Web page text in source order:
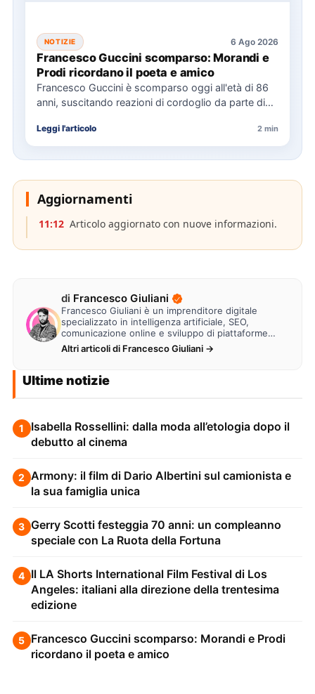
NOTIZIE 6 Ago 2026
Francesco Guccini scomparso: Morandi e
Prodi ricordano il poeta e amico
Francesco Guccini è scomparso oggi all'età di 86
anni, suscitando reazioni di cordoglio da parte di
Leggi l'articolo 2 min
Aggiornamenti
11:12 Articolo aggiornato con nuove informazioni.
di Francesco Giuliani
Francesco Giuliani è un imprenditore digitale
specializzato in intelligenza artificiale, SEO,
comunicazione online e sviluppo di piattaforme
web. Lavora alla creazione di…
Altri articoli di Francesco Giuliani →
Ultime notizie
1
Isabella Rossellini: dalla moda all’etologia dopo il
debutto al cinema
2 Armony: il film di Dario Albertini sul camionista e
la sua famiglia unica
3 Gerry Scotti festeggia 70 anni: un compleanno
speciale con La Ruota della Fortuna
4 Il LA Shorts International Film Festival di Los
Angeles: italiani alla direzione della trentesima
edizione
5 Francesco Guccini scomparso: Morandi e Prodi
ricordano il poeta e amico